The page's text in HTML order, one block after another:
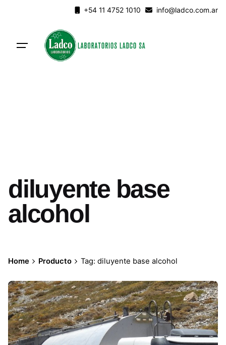
+54 11 4752 1010 info@ladco.com.ar
diluyente base
alcohol
Home Producto Tag: diluyente base alcohol